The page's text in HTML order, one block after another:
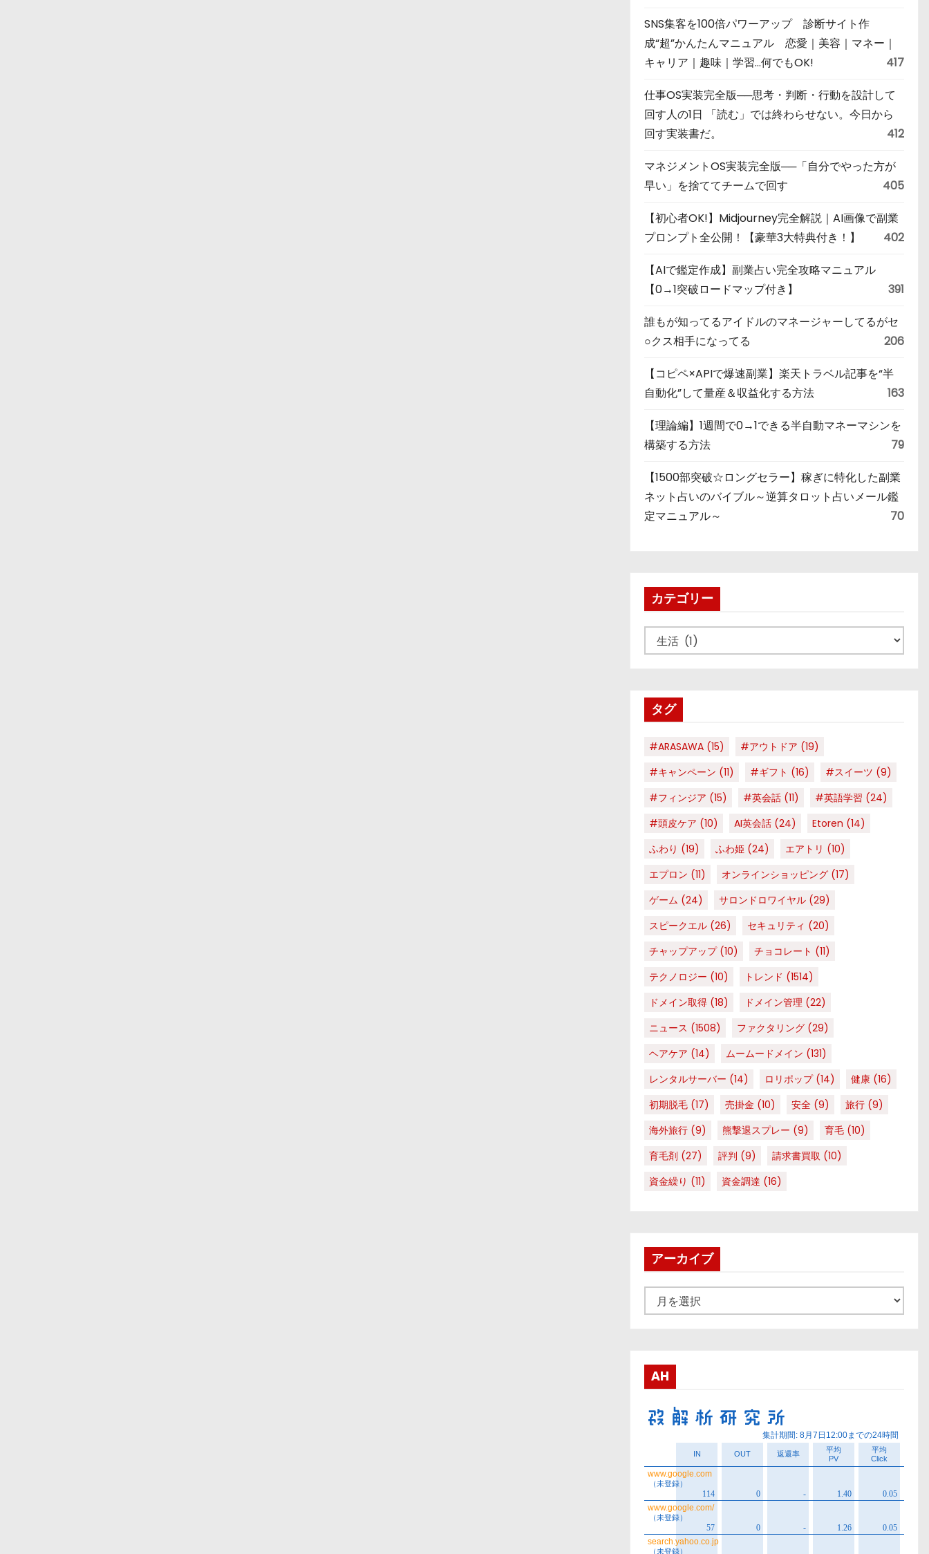
SNS集客を100倍パワーアップ 診断サイト作
成“超”かんたんマニュアル 恋愛｜美容｜マネー｜
キャリア｜趣味｜学習…何でもOK!
417
仕事OS実装完全版──思考・判断・行動を設計して
回す人の1日 「読む」では終わらせない。今日から
回す実装書だ。
412
マネジメントOS実装完全版──「自分でやった方が
早い」を捨ててチームで回す
405
【初心者OK!】Midjourney完全解説｜AI画像で副業
プロンプト全公開！【豪華3大特典付き！】
402
【AIで鑑定作成】副業占い完全攻略マニュアル
【0→1突破ロードマップ付き】
391
誰もが知ってるアイドルのマネージャーしてるがセ
○クス相手になってる
206
【コピペ×APIで爆速副業】楽天トラベル記事を“半
自動化”して量産＆収益化する方法
163
【理論編】1週間で0→1できる半自動マネーマシンを
構築する方法
79
【1500部突破☆ロングセラー】稼ぎに特化した副業
ネット占いのバイブル～逆算タロット占いメール鑑
定マニュアル～
70
カテゴリー
テ
ータグ
#ARASAWA (15) #アウトドア (19)
#キャンペーン (11) #ギフト (16) #スイーツ (9)
#フィンジア (15) #英会話 (11) #英語学習 (24)
#頭皮ケア (10) AI英会話 (24) Etoren (14)
ふわり (19) ふわ姫 (24) エアトリ (10)
エプロン (11) オンラインショッピング (17)
ゲーム (24) サロンドロワイヤル (29)
スピークエル (26) セキュリティ (20)
チャップアップ(10) チョコレート (11)
テクノロジー (10) トレンド (1514)
ドメイン取得 (18) ドメイン管理 (22)
ニュース (1508) ファクタリング (29)
ヘアケア (14) ムームードメイン (131)
レンタルサーバー (14) ロリポップ(14) 健康 (16)
初期脱毛 (17) 売掛金 (10) 安全 (9) 旅行 (9)
海外旅行 (9) 熊撃退スプレー (9) 育毛 (10)
育毛剤 (27) 評判 (9) 請求書買取 (10)
資金繰り (11) 資金調達 (16)
アーカイブ
ー
ブ
AH